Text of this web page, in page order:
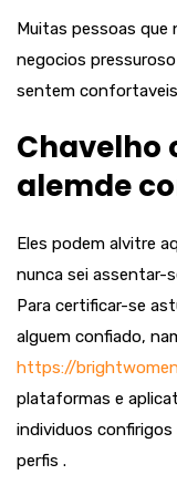
Muitas pessoas que
negocios
sentem
Chavelho
alemde
Eles podem alvitre
nunca sei assentar-
Para certificar-se
alguem confiado,
https://
plataformas e
individuos confirigos
perfis .